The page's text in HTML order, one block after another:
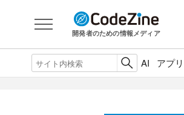
開発者のための情報メディア
AI アプ